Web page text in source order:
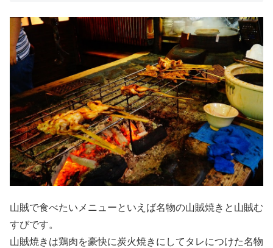
山賊で食べたいメニューといえば名物の山賊焼きと山賊む
すびです。
山賊焼きは鶏肉を豪快に炭火焼きにしてタレにつけた名物